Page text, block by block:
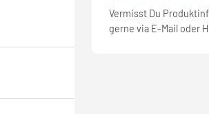
Vermisst Du
gerne via E-Mail oder